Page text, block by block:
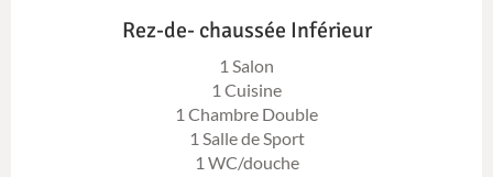
Rez-de- chaussée Inférieur
1 Salon
1 Cuisine
1 Chambre Double
1 Salle de Sport
1 WC/douche